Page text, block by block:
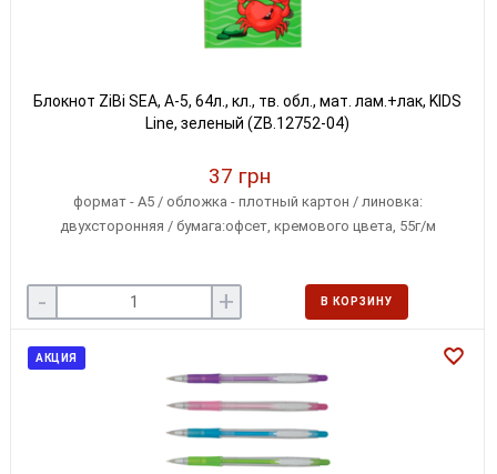
Блокнот ZiBi SEA, А-5, 64л., кл., тв. обл., мат. лам.+лак, KIDS
Line, зеленый (ZB.12752-04)
37 грн
формат - A5 / обложка - плотный картон / линовка:
двухсторонняя / бумага:офсет, кремового цвета, 55г/м
- + В КОРЗИНУ
АКЦИЯ